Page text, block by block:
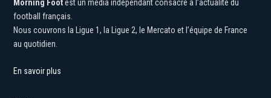
Morning Foot
est un média indépendant consacré à l’actualité du
football français.
Nous couvrons la Ligue 1, la Ligue 2, le Mercato et l’équipe de France
au quotidien.
En savoir plus